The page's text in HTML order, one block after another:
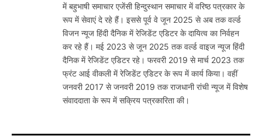
में बहुभाषी समाचार एजेंसी हिन्दुस्थान समाचार में वरिष्ठ पत्रकार के
रूप में सेवाएं दे रहे हैं। इससे पूर्व वे जून 2025 से अब तक वर्ल्ड
विजन न्यूज हिंदी दैनिक में रेजिडेंट एडिटर के दायित्व का निर्वहन
कर रहे हैं। मई 2023 से जून 2025 तक वर्ल्ड वाइज न्यूज हिंदी
दैनिक में रेजिडेंट एडिटर रहे। फरवरी 2019 से मार्च 2023 तक
फ्रंट आई वीकली में रेजिडेंट एडिटर के रूप में कार्य किया। वहीं
जनवरी 2017 से जनवरी 2019 तक राजधानी रांची न्यूज में विशेष
संवाददाता के रूप में सक्रिय पत्रकारिता की।